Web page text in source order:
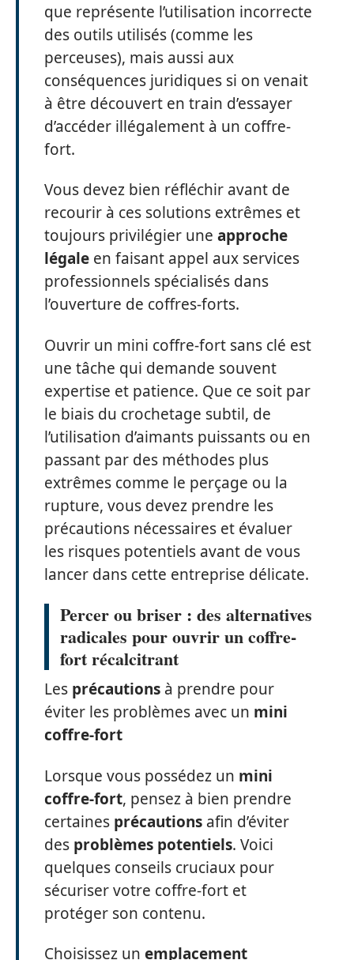
que représente l’utilisation incorrecte
des outils utilisés (comme les
perceuses), mais aussi aux
conséquences juridiques si on venait
à être découvert en train d’essayer
d’accéder illégalement à un coffre-
fort.
Vous devez bien réfléchir avant de
recourir à ces solutions extrêmes et
toujours privilégier une approche
légale en faisant appel aux services
professionnels spécialisés dans
l’ouverture de coffres-forts.
Ouvrir un mini coffre-fort sans clé est
une tâche qui demande souvent
expertise et patience. Que ce soit par
le biais du crochetage subtil, de
l’utilisation d’aimants puissants ou en
passant par des méthodes plus
extrêmes comme le perçage ou la
rupture, vous devez prendre les
précautions nécessaires et évaluer
les risques potentiels avant de vous
lancer dans cette entreprise délicate.
Percer ou briser : des alternatives
radicales pour ouvrir un coffre-
fort récalcitrant
Les précautions à prendre pour
éviter les problèmes avec un mini
coffre-fort
Lorsque vous possédez un mini
coffre-fort, pensez à bien prendre
certaines précautions afin d’éviter
des problèmes potentiels. Voici
quelques conseils cruciaux pour
sécuriser votre coffre-fort et
protéger son contenu.
Choisissez un emplacement